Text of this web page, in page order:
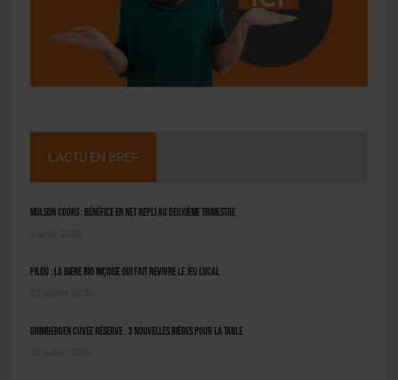
L'ACTU EN BREF
Molson Coors : bénéfice en net repli au deuxième trimestre
Pilou : la bière bio niçoise qui fait revivre le jeu local
Grimbergen Cuvée Réserve : 3 nouvelles bières pour la table